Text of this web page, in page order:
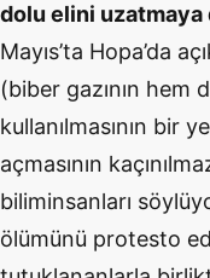
dolu elini uzatmaya
Mayıs’ta Hopa’da
(biber gazının hem
kullanılmasının bir
açmasının
biliminsanları
ölümünü protesto